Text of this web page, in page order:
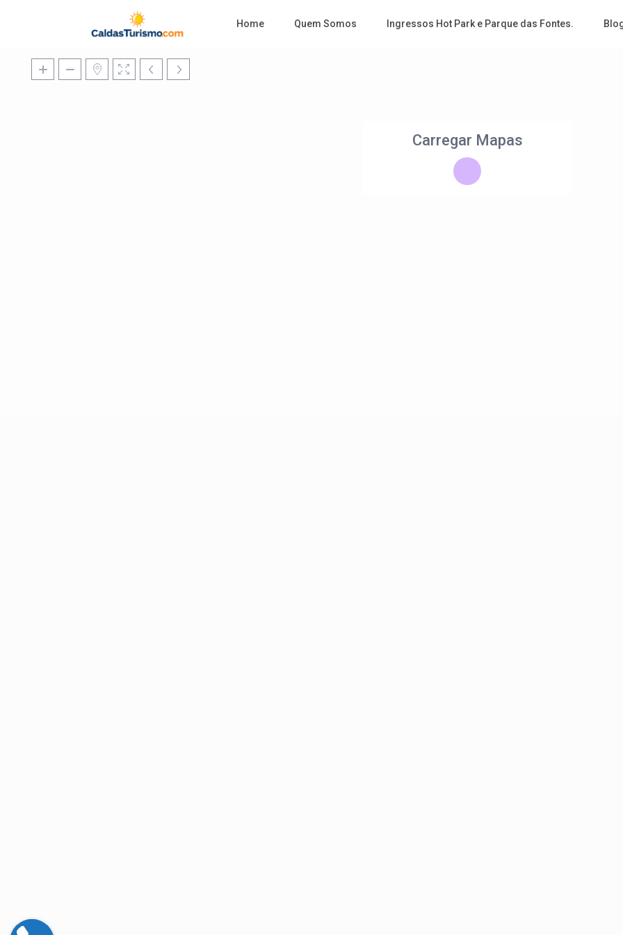
Home Quem Somos Ingressos Hot Park e Parque das Fontes.
Carregar Mapas